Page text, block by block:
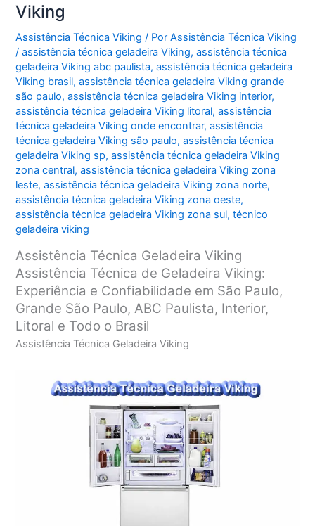
Viking
Assistência Técnica Viking / PorAssistência Técnica Viking
/assistência técnica geladeira Viking,assistência técnica
geladeira Viking abc paulista,assistência técnica geladeira
Viking brasil,assistência técnica geladeira Viking grande
são paulo,assistência técnica geladeira Viking interior,
assistência técnica geladeira Viking litoral,assistência
técnica geladeira Viking onde encontrar,assistência
técnica geladeira Viking são paulo,assistência técnica
geladeira Viking sp,assistência técnica geladeira Viking
zona central,assistência técnica geladeira Viking zona
leste,assistência técnica geladeira Viking zona norte,
assistência técnica geladeira Viking zona oeste,
assistência técnica geladeira Viking zona sul,técnico
geladeira viking
Assistência Técnica Geladeira Viking
Assistência Técnica de Geladeira Viking:
Experiência e Confiabilidade em São Paulo,
Grande São Paulo, ABC Paulista, Interior,
Litoral e Todo o Brasil
Assistência Técnica Geladeira Viking